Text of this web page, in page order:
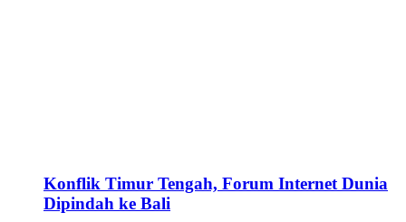
Konflik Timur Tengah, Forum Internet Dunia
Dipindah ke Bali